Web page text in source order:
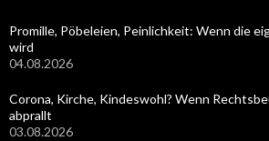
Promille, Pöbeleien, Peinlichkeit: Wenn die
wird
04.08.2026
Corona, Kirche, Kindeswohl? Wenn
abprallt
03.08.2026